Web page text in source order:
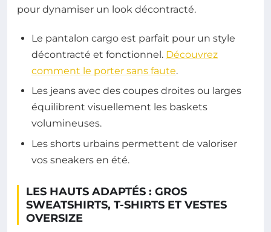
pour dynamiser un look décontracté.
Le pantalon cargo est parfait pour un style
décontracté et fonctionnel. Découvrez
comment le porter sans faute.
Les jeans avec des coupes droites ou larges
équilibrent visuellement les baskets
volumineuses.
Les shorts urbains permettent de valoriser
vos sneakers en été.
LES HAUTS ADAPTÉS : GROS
SWEATSHIRTS, T-SHIRTS ET VESTES
OVERSIZE